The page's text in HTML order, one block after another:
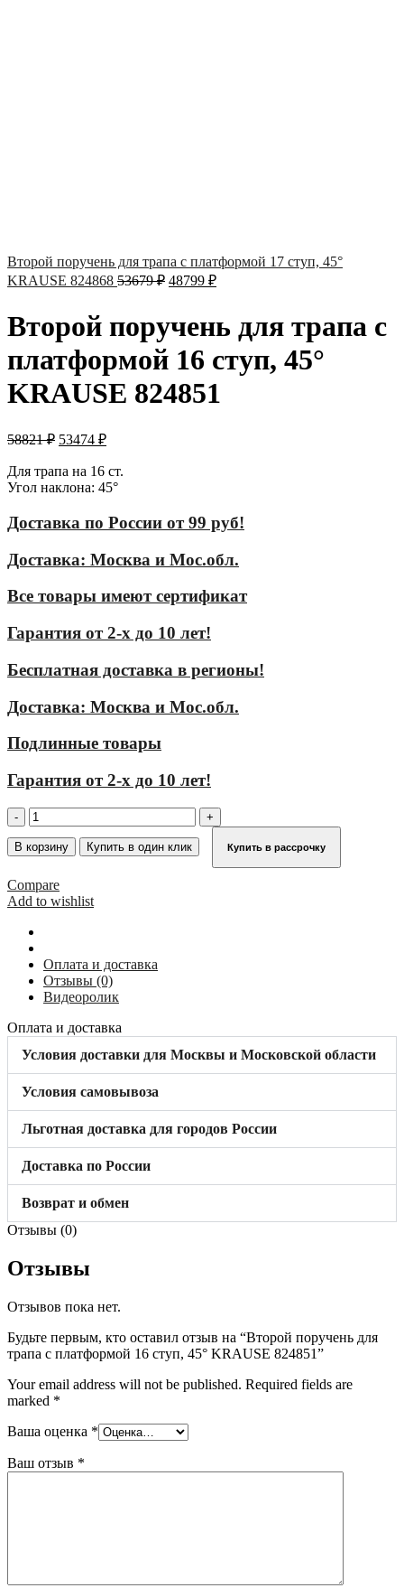
Второй поручень для трапа с платформой 17 ступ, 45°
KRAUSE 824868 53679₽ 48799 ₽
Второй поручень для трапа с
платформой 16 ступ, 45°
KRAUSE 824851
58821₽ 53474 ₽
Для трапа на 16 ст.
Угол наклона: 45°
Доставка по России от 99 руб!
Доставка: Москва и Мос.обл.
Все товары имеют сертификат
Гарантия от 2-х до 10 лет!
Бесплатная доставка в регионы!
Доставка: Москва и Мос.обл.
Подлинные товары
Гарантия от 2-х до 10 лет!
Количество
товара
Второй
для
трапа
с
платформой
16
ступ,
45°
KRAUSE
824851
В корзину Купить в один клик Купить в рассрочку
Compare
Add to wishlist
Оплата и доставка
Отзывы (0)
Видеоролик
Оплата и доставка
Условия доставки для Москвы и Московской области
Условия самовывоза
Льготная доставка для городов России
Доставка по России
Возврат и обмен
Отзывы (0)
Отзывы
Отзывов пока нет.
Будьте первым, кто оставил отзыв на “Второй поручень для
трапа с платформой 16 ступ, 45° KRAUSE 824851”
Your email address will not be published. Required fields are
marked *
Ваша оценка *
Ваш отзыв *